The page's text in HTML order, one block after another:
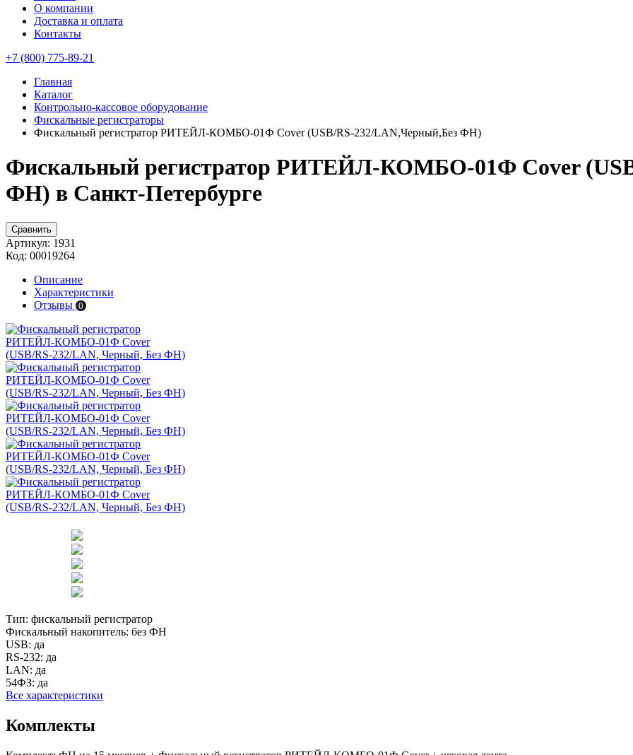
О компании
Доставка и оплата
Контакты
+7 (800) 775-89-21
Главная
Каталог
Контрольно-кассовое оборудование
Фискальные регистраторы
Фискальный регистратор РИТЕЙЛ-КОМБО-01Ф Cover (USB/RS-232/LAN,Черный,Без ФН)
Фискальный регистратор РИТЕЙЛ-КОМБО-01Ф Cover
ФН) в Санкт-Петербурге
Сравнить
Артикул: 1931
Код: 00019264
Описание
Характеристики
Отзывы 0
Тип: фискальный регистратор
Фискальный накопитель: без ФН
USB: да
RS-232: да
LAN: да
54ФЗ: да
Все характеристики
Комплекты